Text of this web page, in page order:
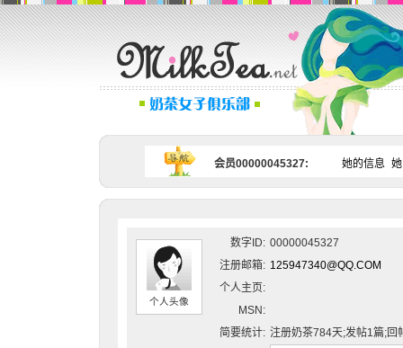
会员00000045327: 她的信息
个人头像
数字ID: 00000045327
注册邮箱: 125947340@QQ.COM
个人主页:
MSN:
简要统计: 注册奶茶784天;发帖1篇;回